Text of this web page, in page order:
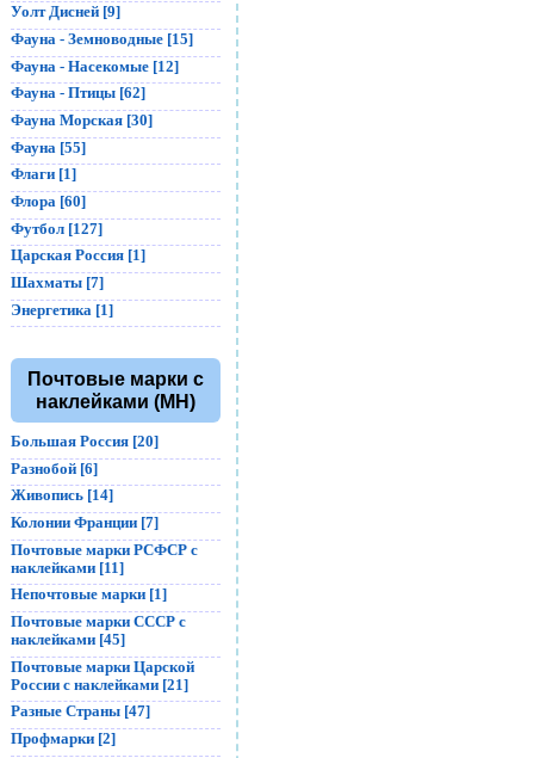
Уолт Дисней [9]
Фауна - Земноводные [15]
Фауна - Насекомые [12]
Фауна - Птицы [62]
Фауна Морская [30]
Фауна [55]
Флаги [1]
Флора [60]
Футбол [127]
Царская Россия [1]
Шахматы [7]
Энергетика [1]
Почтовые марки с
наклейками (MH)
Большая Россия [20]
Разнобой [6]
Живопись [14]
Колонии Франции [7]
Почтовые марки РСФСР с
наклейками [11]
Непочтовые марки [1]
Почтовые марки СССР с
наклейками [45]
Почтовые марки Царской
России с наклейками [21]
Разные Страны [47]
Профмарки [2]